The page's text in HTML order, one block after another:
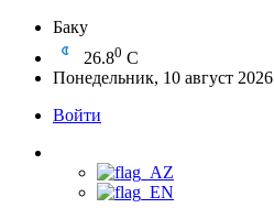
Баку
26.80 C
Понедельник, 10 август 2026
Войти